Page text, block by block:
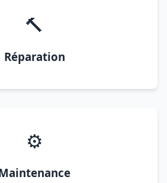
🔨
Réparation
⚙️